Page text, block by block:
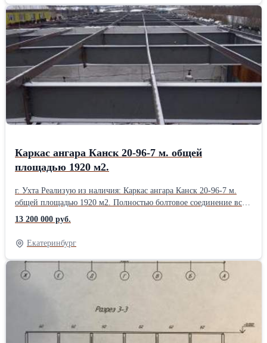
Ветровые связи длина 6м 40шт (труба проф. 160х120х4мм) 5.)
Прогоны длина 9м 180шт (швеллер 16У) Общий вес: 92т. Цена:
90000р\т с НДС, на сумму: 82800000р. Организуем доставку
грузов попутным автомобильным транспортом в любом
направлении.
Каркас ангара Канск 20-96-7 м. общей
площадью 1920 м2.
г. Ухта Реализую из наличия: Каркас ангара Канск 20-96-7 м.
общей площадью 1920 м2. Полностью болтовое соединение всех
элементов конструкции. В комплект входит: 1. Колонна
основная - балка двутавровая 40Ш 7м. 34 шт. 2. Колонны
торцевая - профильная труба 160180 7м. 8 шт. 3. Ферма
перекрытия - балка двутавровая 90Ш 19.2 м. 15 шт. 4. Прогоны
крыша - швеллер 24У 6м. 112 шт. 5. Прогоны стены -
профильная труба 120160 6м. 64 шт. 6. Ветровые связи -
машины - 13200000 р. с НДС. Поможем с автотранспортом по
13 200 000 руб.
Екатеринбург